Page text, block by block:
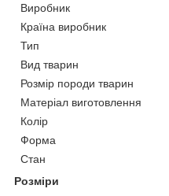
Виробник
Країна виробник
Тип
Вид тварин
Розмір породи тварин
Матеріал виготовлення
Колір
Форма
Стан
Розміри